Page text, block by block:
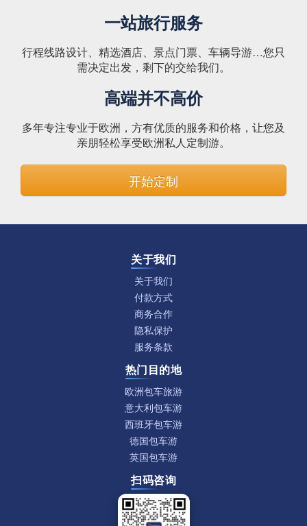
一站旅行服务
行程线路设计、精选酒店、景点门票、车辆导游…您只
需决定出发，剩下的交给我们。
高端并不高价
多年专注专业于欧洲，方有优质的服务和价格，让您及
亲朋轻松享受欧洲私人定制游。
开始定制
关于我们
关于我们
付款方式
商务合作
隐私保护
服务条款
热门目的地
欧洲包车旅游
意大利包车游
西班牙包车游
德国包车游
英国包车游
扫码咨询